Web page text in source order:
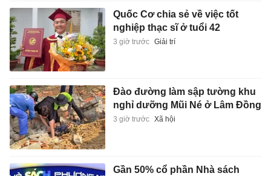
Quốc Cơ chia sẻ về việc tốt
nghiệp thạc sĩ ở tuổi 42
3 giờ trước Giải trí
Đào đường làm sập tường khu
nghỉ dưỡng Mũi Né ở Lâm Đồng
3 giờ trước Xã hội
Gần 50% cổ phần Nhà sách